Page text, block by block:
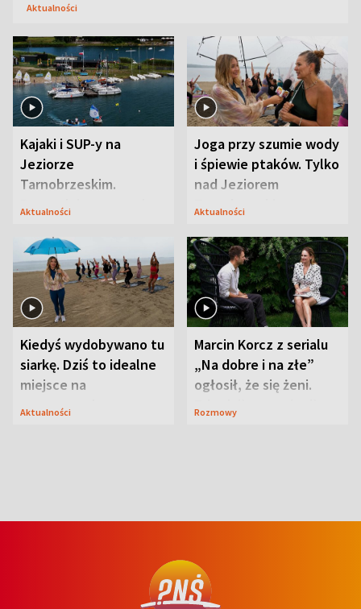
Aktualności
Kajaki i SUP-y na
Jeziorze
Tarnobrzeskim.
Przyrodnicy zwracają
Aktualności
Joga przy szumie wody
i śpiewie ptaków. Tylko
nad Jeziorem
Tarnobrzeskim
Aktualności
Kiedyś wydobywano tu
siarkę. Dziś to idealne
miejsce na
wypoczynek
Aktualności
Marcin Korcz z serialu
„Na dobre i na złe”
ogłosił, że się żeni.
Zdradził, co zmienił
Rozmowy